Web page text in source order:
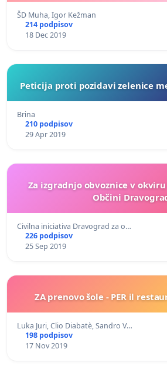
ŠD Muha, Igor Kežman
214 podpisov
18 Dec 2019
Peticija proti pozidavi zelenice
Brina
210 podpisov
29 Apr 2019
Za izgradnjo obvoznice v
Občini
Civilna iniciativa Dravograd za o…
226 podpisov
25 Sep 2019
ZA prenovo šole - PER il
Luka Juri, Clio Diabatè, Sandro V…
198 podpisov
17 Nov 2019